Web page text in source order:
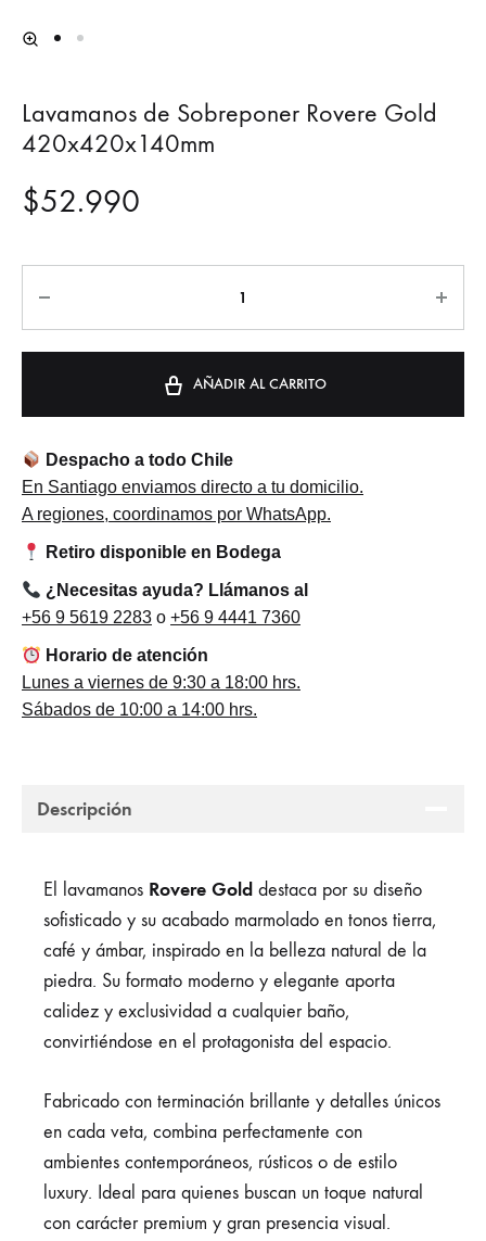
Lavamanos de Sobreponer Rovere Gold
420x420x140mm
$52.990
AÑADIR AL CARRITO
Despacho a todo Chile
En Santiago enviamos directo a tu domicilio.
A regiones, coordinamos por WhatsApp.
Retiro disponible en Bodega
¿Necesitas ayuda? Llámanos al
+56 9 5619 2283 o +56 9 4441 7360
Horario de atención
Lunes a viernes de 9:30 a 18:00 hrs.
Sábados de 10:00 a 14:00 hrs.
Descripción
El lavamanos Rovere Gold destaca por su diseño
sofisticado y su acabado marmolado en tonos tierra,
café y ámbar, inspirado en la belleza natural de la
piedra. Su formato moderno y elegante aporta
calidez y exclusividad a cualquier baño,
convirtiéndose en el protagonista del espacio.
Fabricado con terminación brillante y detalles únicos
en cada veta, combina perfectamente con
ambientes contemporáneos, rústicos o de estilo
luxury. Ideal para quienes buscan un toque natural
con carácter premium y gran presencia visual.